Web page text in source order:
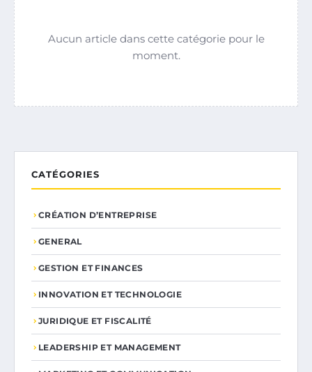
Aucun article dans cette catégorie pour le
moment.
CATÉGORIES
CRÉATION D’ENTREPRISE
GENERAL
GESTION ET FINANCES
INNOVATION ET TECHNOLOGIE
JURIDIQUE ET FISCALITÉ
LEADERSHIP ET MANAGEMENT